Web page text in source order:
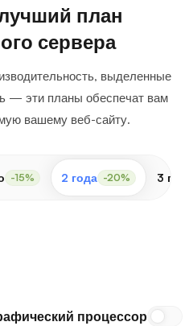
план
сервера
выделенные
— эти планы обеспечат вам
вашему веб-сайту.
-15% 2 года -20% 3
процессор